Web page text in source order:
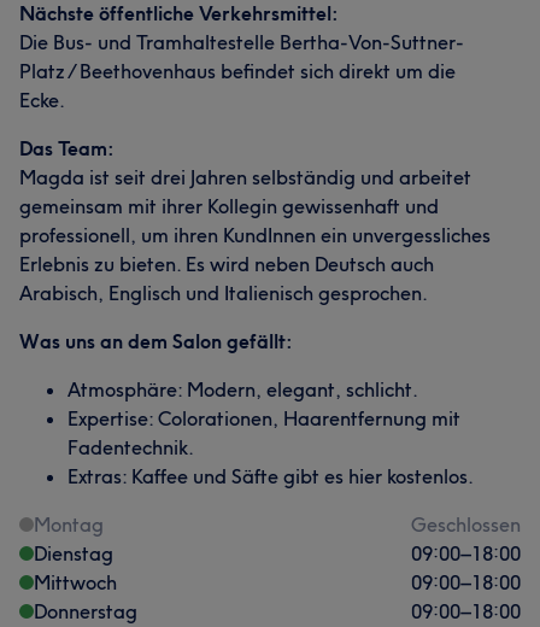
Nächste öffentliche Verkehrsmittel:
Die Bus- und Tramhaltestelle Bertha-Von-Suttner-
Platz / Beethovenhaus befindet sich direkt um die
Ecke.
Das Team:
Magda ist seit drei Jahren selbständig und arbeitet
gemeinsam mit ihrer Kollegin gewissenhaft und
professionell, um ihren KundInnen ein unvergessliches
Erlebnis zu bieten. Es wird neben Deutsch auch
Arabisch, Englisch und Italienisch gesprochen.
Was uns an dem Salon gefällt:
Atmosphäre: Modern, elegant, schlicht.
Expertise: Colorationen, Haarentfernung mit
Fadentechnik.
Extras: Kaffee und Säfte gibt es hier kostenlos.
Montag
Geschlossen
Dienstag
09:00–18:00
Mittwoch
09:00–18:00
Donnerstag
09:00–18:00